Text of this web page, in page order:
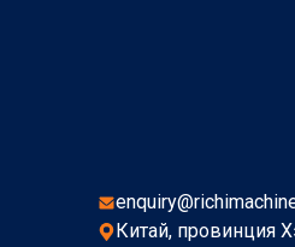
Китай, провинция